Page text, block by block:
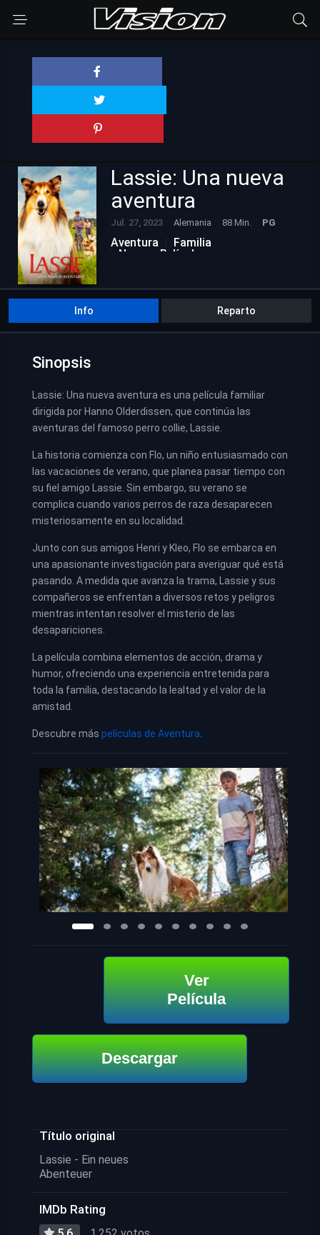
Lassie: Una nueva
aventura
Jul. 27, 2023 Alemania 88 Min. PG
Aventura
Familia
Nuevas Películas
Info Reparto
Sinopsis
Lassie: Una nueva aventura es una película familiar
dirigida por Hanno Olderdissen, que continúa las
aventuras del famoso perro collie, Lassie.
La historia comienza con Flo, un niño entusiasmado con
las vacaciones de verano, que planea pasar tiempo con
su fiel amigo Lassie. Sin embargo, su verano se
complica cuando varios perros de raza desaparecen
misteriosamente en su localidad.
Junto con sus amigos Henri y Kleo, Flo se embarca en
una apasionante investigación para averiguar qué está
pasando. A medida que avanza la trama, Lassie y sus
compañeros se enfrentan a diversos retos y peligros
mientras intentan resolver el misterio de las
desapariciones.
La película combina elementos de acción, drama y
humor, ofreciendo una experiencia entretenida para
toda la familia, destacando la lealtad y el valor de la
amistad.
Descubre más películas de Aventura
Ver
Película
Descargar
Título original
Lassie - Ein neues
Abenteuer
IMDb Rating